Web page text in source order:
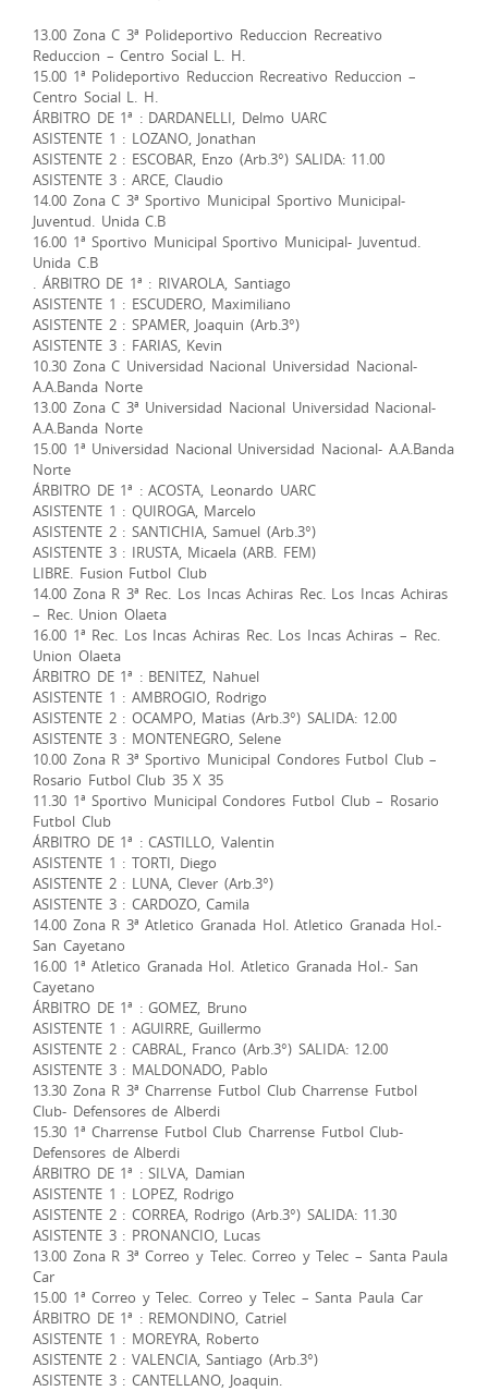
13.00 Zona C 3ª Polideportivo Reduccion Recreativo
Reduccion – Centro Social L. H.
15.00 1ª Polideportivo Reduccion Recreativo Reduccion –
Centro Social L. H.
ÁRBITRO DE 1ª : DARDANELLI, Delmo UARC
ASISTENTE 1 : LOZANO, Jonathan
ASISTENTE 2 : ESCOBAR, Enzo (Arb.3°) SALIDA: 11.00
ASISTENTE 3 : ARCE, Claudio
14.00 Zona C 3ª Sportivo Municipal Sportivo Municipal-
Juventud. Unida C.B
16.00 1ª Sportivo Municipal Sportivo Municipal- Juventud.
Unida C.B
. ÁRBITRO DE 1ª : RIVAROLA, Santiago
ASISTENTE 1 : ESCUDERO, Maximiliano
ASISTENTE 2 : SPAMER, Joaquin (Arb.3°)
ASISTENTE 3 : FARIAS, Kevin
10.30 Zona C Universidad Nacional Universidad Nacional-
A.A.Banda Norte
13.00 Zona C 3ª Universidad Nacional Universidad Nacional-
A.A.Banda Norte
15.00 1ª Universidad Nacional Universidad Nacional- A.A.Banda
Norte
ÁRBITRO DE 1ª : ACOSTA, Leonardo UARC
ASISTENTE 1 : QUIROGA, Marcelo
ASISTENTE 2 : SANTICHIA, Samuel (Arb.3°)
ASISTENTE 3 : IRUSTA, Micaela (ARB. FEM)
LIBRE. Fusion Futbol Club
14.00 Zona R 3ª Rec. Los Incas Achiras Rec. Los Incas Achiras
– Rec. Union Olaeta
16.00 1ª Rec. Los Incas Achiras Rec. Los Incas Achiras – Rec.
Union Olaeta
ÁRBITRO DE 1ª : BENITEZ, Nahuel
ASISTENTE 1 : AMBROGIO, Rodrigo
ASISTENTE 2 : OCAMPO, Matias (Arb.3°) SALIDA: 12.00
ASISTENTE 3 : MONTENEGRO, Selene
10.00 Zona R 3ª Sportivo Municipal Condores Futbol Club –
Rosario Futbol Club 35 X 35
11.30 1ª Sportivo Municipal Condores Futbol Club – Rosario
Futbol Club
ÁRBITRO DE 1ª : CASTILLO, Valentin
ASISTENTE 1 : TORTI, Diego
ASISTENTE 2 : LUNA, Clever (Arb.3°)
ASISTENTE 3 : CARDOZO, Camila
14.00 Zona R 3ª Atletico Granada Hol. Atletico Granada Hol.-
San Cayetano
16.00 1ª Atletico Granada Hol. Atletico Granada Hol.- San
Cayetano
ÁRBITRO DE 1ª : GOMEZ, Bruno
ASISTENTE 1 : AGUIRRE, Guillermo
ASISTENTE 2 : CABRAL, Franco (Arb.3°) SALIDA: 12.00
ASISTENTE 3 : MALDONADO, Pablo
13.30 Zona R 3ª Charrense Futbol Club Charrense Futbol
Club- Defensores de Alberdi
15.30 1ª Charrense Futbol Club Charrense Futbol Club-
Defensores de Alberdi
ÁRBITRO DE 1ª : SILVA, Damian
ASISTENTE 1 : LOPEZ, Rodrigo
ASISTENTE 2 : CORREA, Rodrigo (Arb.3°) SALIDA: 11.30
ASISTENTE 3 : PRONANCIO, Lucas
13.00 Zona R 3ª Correo y Telec. Correo y Telec – Santa Paula
Car
15.00 1ª Correo y Telec. Correo y Telec – Santa Paula Car
ÁRBITRO DE 1ª : REMONDINO, Catriel
ASISTENTE 1 : MOREYRA, Roberto
ASISTENTE 2 : VALENCIA, Santiago (Arb.3°)
ASISTENTE 3 : CANTELLANO, Joaquin.